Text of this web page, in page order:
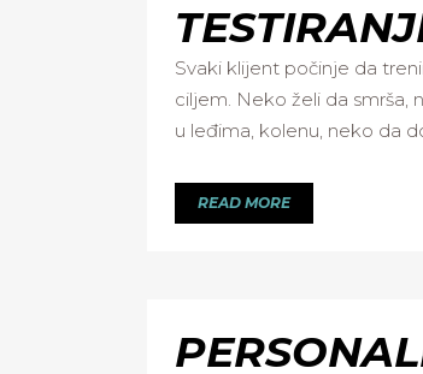
Svaki klijent počinje da
ciljem. Neko želi da smrša,
u leđima, kolenu, neko da
READ MORE